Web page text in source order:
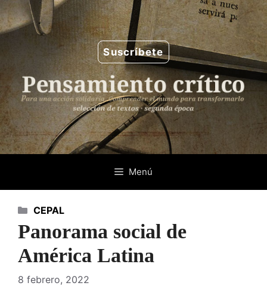
Saltar
al
contenido
Suscríbete
Menú
Panorama social de
América Latina
8 febrero, 2022
Categorías
CEPAL